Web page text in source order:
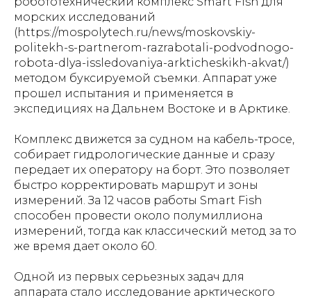
морских исследований
(https://mospolytech.ru/news/moskovskiy-
politekh-s-partnerom-razrabotali-podvodnogo-
robota-dlya-issledovaniya-arkticheskikh-akvat/)
методом буксируемой съемки. Аппарат уже
прошел испытания и применяется в
экспедициях на Дальнем Востоке и в Арктике.
Комплекс движется за судном на кабель-тросе,
собирает гидрологические данные и сразу
передает их оператору на борт. Это позволяет
быстро корректировать маршрут и зоны
измерений. За 12 часов работы Smart Fish
способен провести около полумиллиона
измерений, тогда как классический метод за то
же время дает около 60.
Одной из первых серьезных задач для
аппарата стало исследование арктического